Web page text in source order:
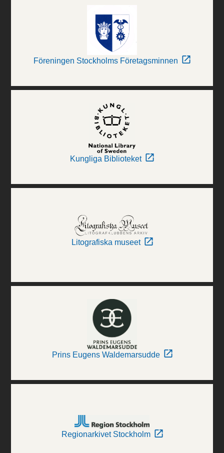
Föreningen Stockholms Företagsminnen
Kungliga Biblioteket
Litografiska museet
Prins Eugens Waldemarsudde
Regionarkivet Stockholm